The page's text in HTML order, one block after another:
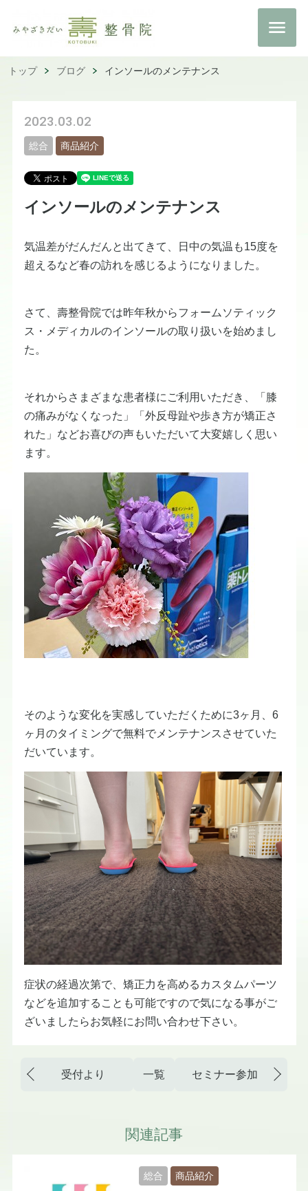
トップ ブログ インソールのメンテナンス
2023.03.02
総合 商品紹介
インソールのメンテナンス
気温差がだんだんと出てきて、日中の気温も15度を
超えるなど春の訪れを感じるようになりました。
さて、壽整骨院では昨年秋からフォームソティック
ス・メディカルのインソールの取り扱いを始めまし
た。
それからさまざまな患者様にご利用いただき、「膝
の痛みがなくなった」「外反母趾や歩き方が矯正さ
れた」などお喜びの声もいただいて大変嬉しく思い
ます。
そのような変化を実感していただくために3ヶ月、6
ヶ月のタイミングで無料でメンテナンスさせていた
だいています。
症状の経過次第で、矯正力を高めるカスタムパーツ
などを追加することも可能ですので気になる事がご
ざいましたらお気軽にお問い合わせ下さい。
受付より 一覧 セミナー参加
関連記事
総合 商品紹介